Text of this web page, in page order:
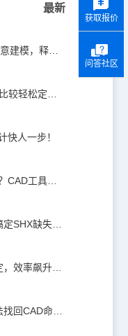
最新
浩辰青翼二三维设计平台：3D创意建模，释放创意生产力！
快人一步！
CAD工具栏不见了怎么显示出来？CAD工具栏恢复指南
CAD缺少shx文件怎么办？三招搞定SHX缺失难题
CAD批量打印？无插件1分钟搞定，效率飙升90%！
CAD命令栏怎么调出来？4种方法找回CAD命令栏
获取报价
问答社区